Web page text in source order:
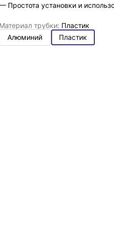
Простота установки и
Материал трубки: Пластик
Алюминий
Пластик